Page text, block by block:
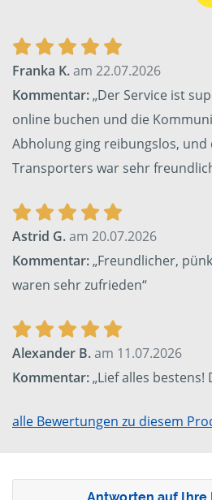
Franka K.am 22.07.2026
Kommentar:„Der Service ist
online buchen und die
Abholung ging reibungslos, und
Transporters war sehr
Astrid G.am 20.07.2026
Kommentar:„Freundlicher,
waren sehr zufrieden“
Alexander B.am 11.07.2026
Kommentar:„Lief alles bestens!
alle Bewertungen zu diesem